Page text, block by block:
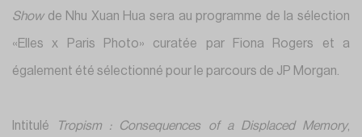
Show de Nhu Xuan Hua sera au programme de la sélection
«Elles x Paris Photo» curatée par Fiona Rogers et a
également été sélectionné pour le parcours de JP Morgan.
Intitulé Tropism : Consequences of a Displaced Memory,